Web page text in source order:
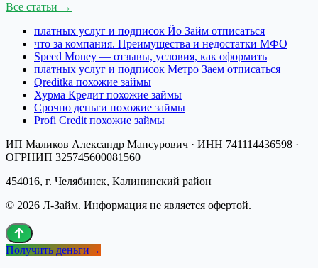
Все статьи →
платных услуг и подписок Йо Займ отписаться
что за компания. Преимущества и недостатки МФО
Speed Money — отзывы, условия, как оформить
платных услуг и подписок Метро Заем отписаться
Qreditka похожие займы
Хурма Кредит похожие займы
Срочно деньги похожие займы
Profi Credit похожие займы
ИП Маликов Александр Мансурович · ИНН 741114436598 ·
ОГРНИП 325745600081560
454016, г. Челябинск, Калининский район
© 2026 Л-Займ. Информация не является офертой.
Получить деньги →